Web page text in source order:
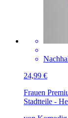
24,99 €
Frauen
Stadtteile -